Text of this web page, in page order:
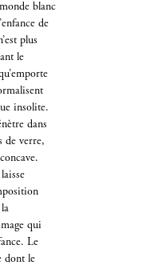
blanc
de
plus
le
insolite.
dans
de verre,
qui
Le
dont le